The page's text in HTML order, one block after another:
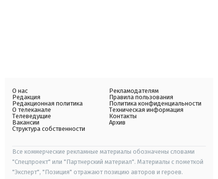
О нас
Редакция
Редакционная политика
О телеканале
Телеведущие
Вакансии
Структура собственности
Рекламодателям
Правила пользования
Политика конфиденциальности
Техническая информация
Контакты
Архив
Все коммерческие рекламные материалы обозначены словами
"Спецпроект" или "Партнерский материал". Материалы с пометкой
"Эксперт", "Позиция" отражают позицию авторов и героев.